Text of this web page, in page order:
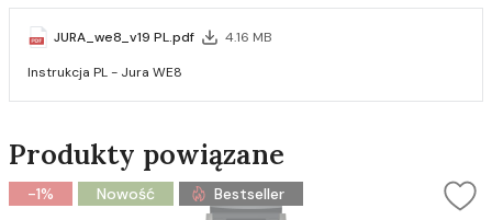
JURA_we8_v19 PL.pdf
4.16 MB
Instrukcja PL - Jura WE8
Produkty powiązane
-1% Nowość Bestseller